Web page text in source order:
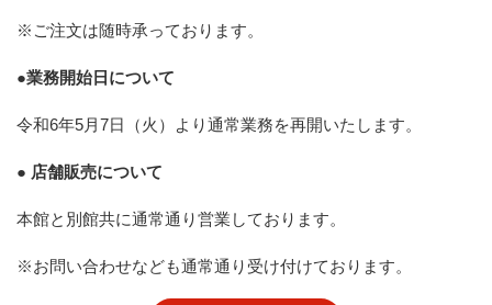
※ご注文は随時承っております。
●業務開始日について
令和6年5月7日（火）より通常業務を再開いたします。
● 店舗販売について
本館と別館共に通常通り営業しております。
※お問い合わせなども通常通り受け付けております。